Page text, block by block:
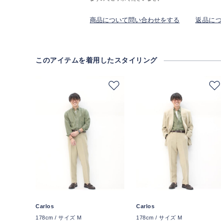
商品について問い合わせをする 返品に
このアイテムを着用したスタイリング
Carlos
178cm / サイズ M
Carlos
178cm / サイズ M